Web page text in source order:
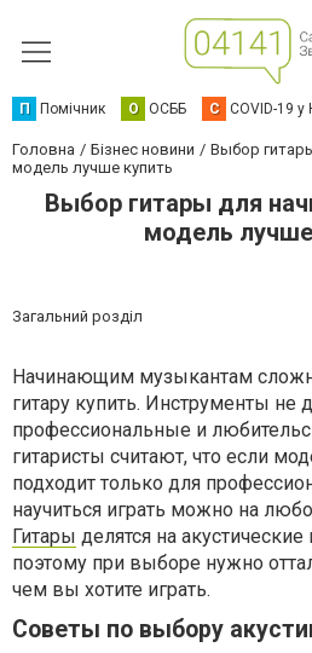
П Помічник О ОСББ C COVID-19 у
Головна Бізнес новини
Выбор
модель лучше купить
Выбор гитары для
модель
Загальний розділ
Начинающим музыкантам
гитару купить. Инструменты не
профессиональные и
гитаристы считают, что если
подходит только для
научиться играть можно на
Гитары делятся на
поэтому при выборе нужно
чем вы хотите играть.
Советы по выбору